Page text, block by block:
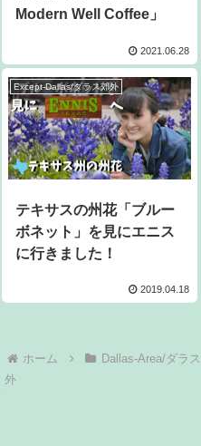
Modern Well Coffee」
2021.06.28
Except-Dallas/ダラス郊外
テキサスの州花「ブルー
ボネット」を見にエニス
に行きました！
2019.04.18
ホーム Dallas-Area/ダラ
外